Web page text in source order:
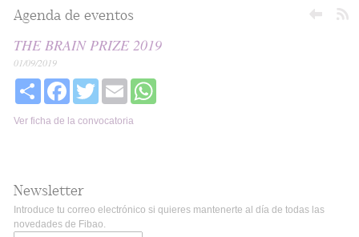
Agenda de eventos
THE BRAIN PRIZE 2019
01/09/2019
Share FacebookTwitter Email
Ver ficha de la convocatoria
Newsletter
Introduce tu correo electrónico si quieres mantenerte al día de todas las
novedades de Fibao.